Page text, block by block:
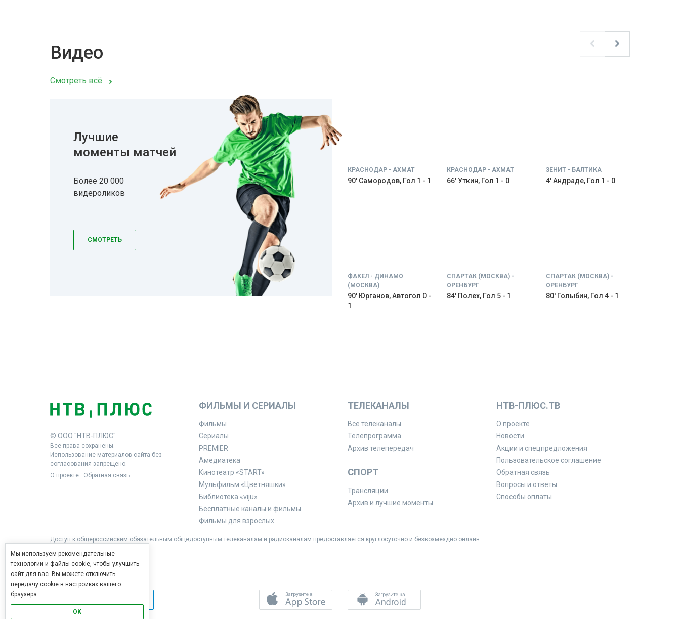
Видео
Смотреть всё
Лучшие
моменты матчей
Более 20 000
видероликов
СМОТРЕТЬ
КРАСНОДАР - АХМАТ
90' Самородов, Гол 1 - 1
КРАСНОДАР - АХМАТ
66' Уткин, Гол 1 - 0
ЗЕНИТ - БАЛТИКА
4' Андраде, Гол 1 - 0
ФАКЕЛ - ДИНАМО
(МОСКВА)
90' Юрганов, Автогол 0 -
1
СПАРТАК (МОСКВА) -
ОРЕНБУРГ
84' Полех, Гол 5 - 1
СПАРТАК (МОСКВА) -
ОРЕНБУРГ
80' Голыбин, Гол 4 - 1
© ООО "НТВ-ПЛЮС"
Все права сохранены.
Использование материалов сайта без
согласования запрещено.
О проекте
Обратная связь
ФИЛЬМЫ И СЕРИАЛЫ
Фильмы
Сериалы
PREMIER
Амедиатека
Кинотеатр «START»
Мульфильм «Цветняшки»
Библиотека «viju»
Бесплатные каналы и фильмы
Фильмы для взрослых
ТЕЛЕКАНАЛЫ
Все телеканалы
Телепрограмма
Архив телепередач
СПОРТ
Трансляции
Архив и лучшие моменты
НТВ-ПЛЮС.ТВ
О проекте
Новости
Акции и спецпредложения
Пользовательское соглашение
Обратная связь
Вопросы и ответы
Способы оплаты
Доступ к общероссийским обязательным общедоступным телеканалам и радиоканалам предоставляется круглосуточно и безвозмездно онлайн.
Мы используем рекомендательные
технологии и файлы cookie, чтобы улучшить
сайт для вас. Вы можете отключить
передачу cookie в настройках вашего
браузера
OK